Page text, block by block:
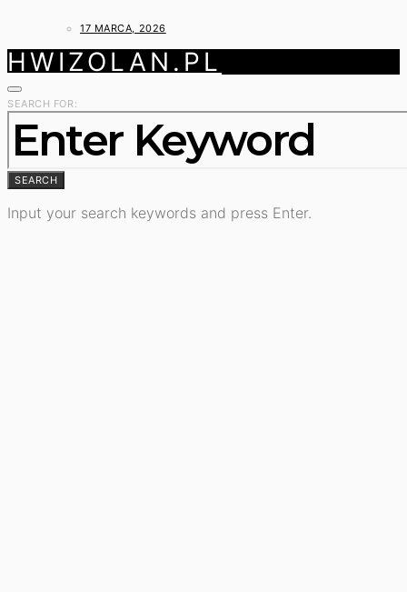
17 MARCA, 2026
HWIZOLAN.PL
SEARCH FOR:
SEARCH
Input your search keywords and press Enter.